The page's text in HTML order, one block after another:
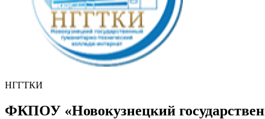
НГГТКИ
ФКПОУ «Новокузнецкий